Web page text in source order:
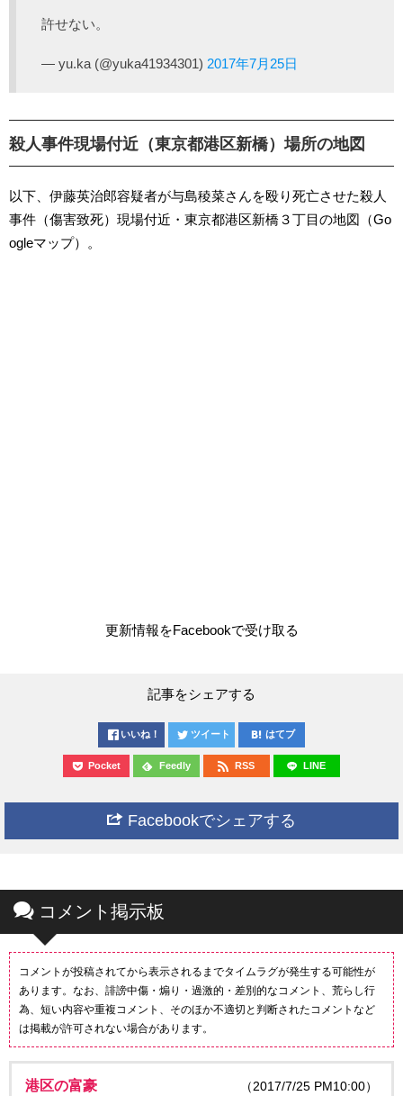
許せない。
— yu.ka (@yuka41934301) 2017年7月25日
殺人事件現場付近（東京都港区新橋）場所の地図
以下、伊藤英治郎容疑者が与島稜菜さんを殴り死亡させた殺人
事件（傷害致死）現場付近・東京都港区新橋３丁目の地図（Go
ogleマップ）。
更新情報をFacebookで受け取る
記事をシェアする
いいね！ ツイート はてブ
Pocket Feedly RSS LINE
Facebookでシェアする
コメント掲示板
コメントが投稿されてから表示されるまでタイムラグが発生する可能性が
あります。なお、誹謗中傷・煽り・過激的・差別的なコメント、荒らし行
為、短い内容や重複コメント、そのほか不適切と判断されたコメントなど
は掲載が許可されない場合があります。
港区の富豪 （2017/7/25 PM10:00）